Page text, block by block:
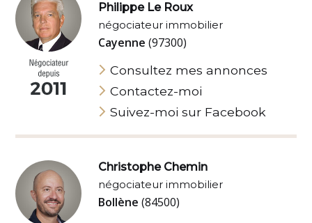
Philippe Le Roux
négociateur immobilier
Cayenne(97300)
Consultez mes annonces
Contactez-moi
Suivez-moi sur Facebook
Christophe Chemin
négociateur immobilier
Bollène(84500)